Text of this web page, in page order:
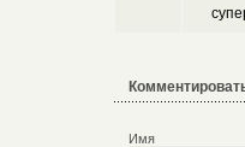
Имя